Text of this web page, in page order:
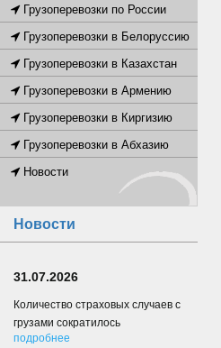
Грузоперевозки по России
Грузоперевозки в Белоруссию
Грузоперевозки в Казахстан
Грузоперевозки в Армению
Грузоперевозки в Киргизию
Грузоперевозки в Абхазию
Новости
Новости
31.07.2026
Количество страховых случаев с
грузами сократилось
подробнее